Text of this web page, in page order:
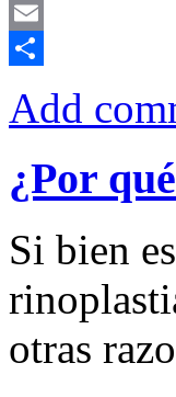
Mastodon
Email
Add
¿Por
Si bien
otras